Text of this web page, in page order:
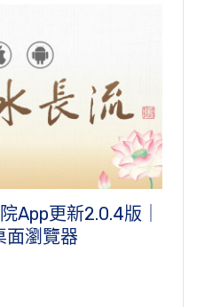
App更新2.0.4版｜
面瀏覽器